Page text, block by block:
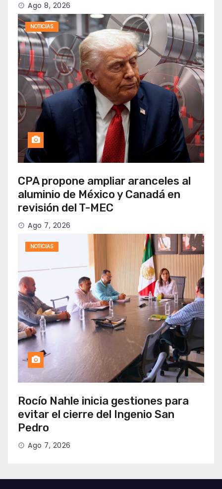
Ago 8, 2026
NOTICIAS
CPA propone ampliar aranceles al
aluminio de México y Canadá en
revisión del T-MEC
Ago 7, 2026
NOTICIAS
Rocío Nahle inicia gestiones para
evitar el cierre del Ingenio San
Pedro
Ago 7, 2026